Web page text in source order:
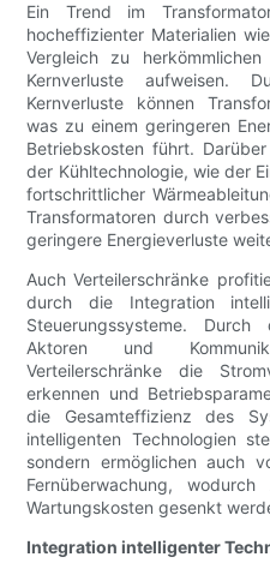
Ein Trend im
hocheffizienter Materialien
Vergleich zu herkömmlichen
Kernverluste aufweisen.
Kernverluste können
was zu einem geringeren
Betriebskosten führt.
der Kühltechnologie, wie der
fortschrittlicher
Transformatoren durch
geringere Energieverluste
Auch Verteilerschränke
durch die Integration
Steuerungssysteme.
Aktoren und
Verteilerschränke die
erkennen und
die Gesamteffizienz des
intelligenten Technologien
sondern ermöglichen auch
Fernüberwachung,
Wartungskosten gesenkt
Integration intelligenter